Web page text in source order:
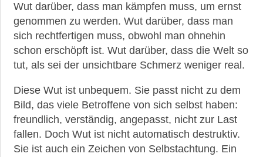
Wut darüber, dass man kämpfen muss, um ernst
genommen zu werden. Wut darüber, dass man
sich rechtfertigen muss, obwohl man ohnehin
schon erschöpft ist. Wut darüber, dass die Welt so
tut, als sei der unsichtbare Schmerz weniger real.
Diese Wut ist unbequem. Sie passt nicht zu dem
Bild, das viele Betroffene von sich selbst haben:
freundlich, verständig, angepasst, nicht zur Last
fallen. Doch Wut ist nicht automatisch destruktiv.
Sie ist auch ein Zeichen von Selbstachtung. Ein